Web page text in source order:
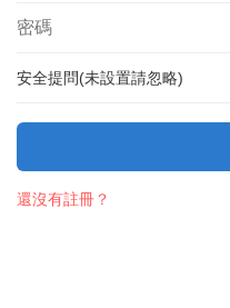
安全提問(未設置請忽略)
還沒有註冊？